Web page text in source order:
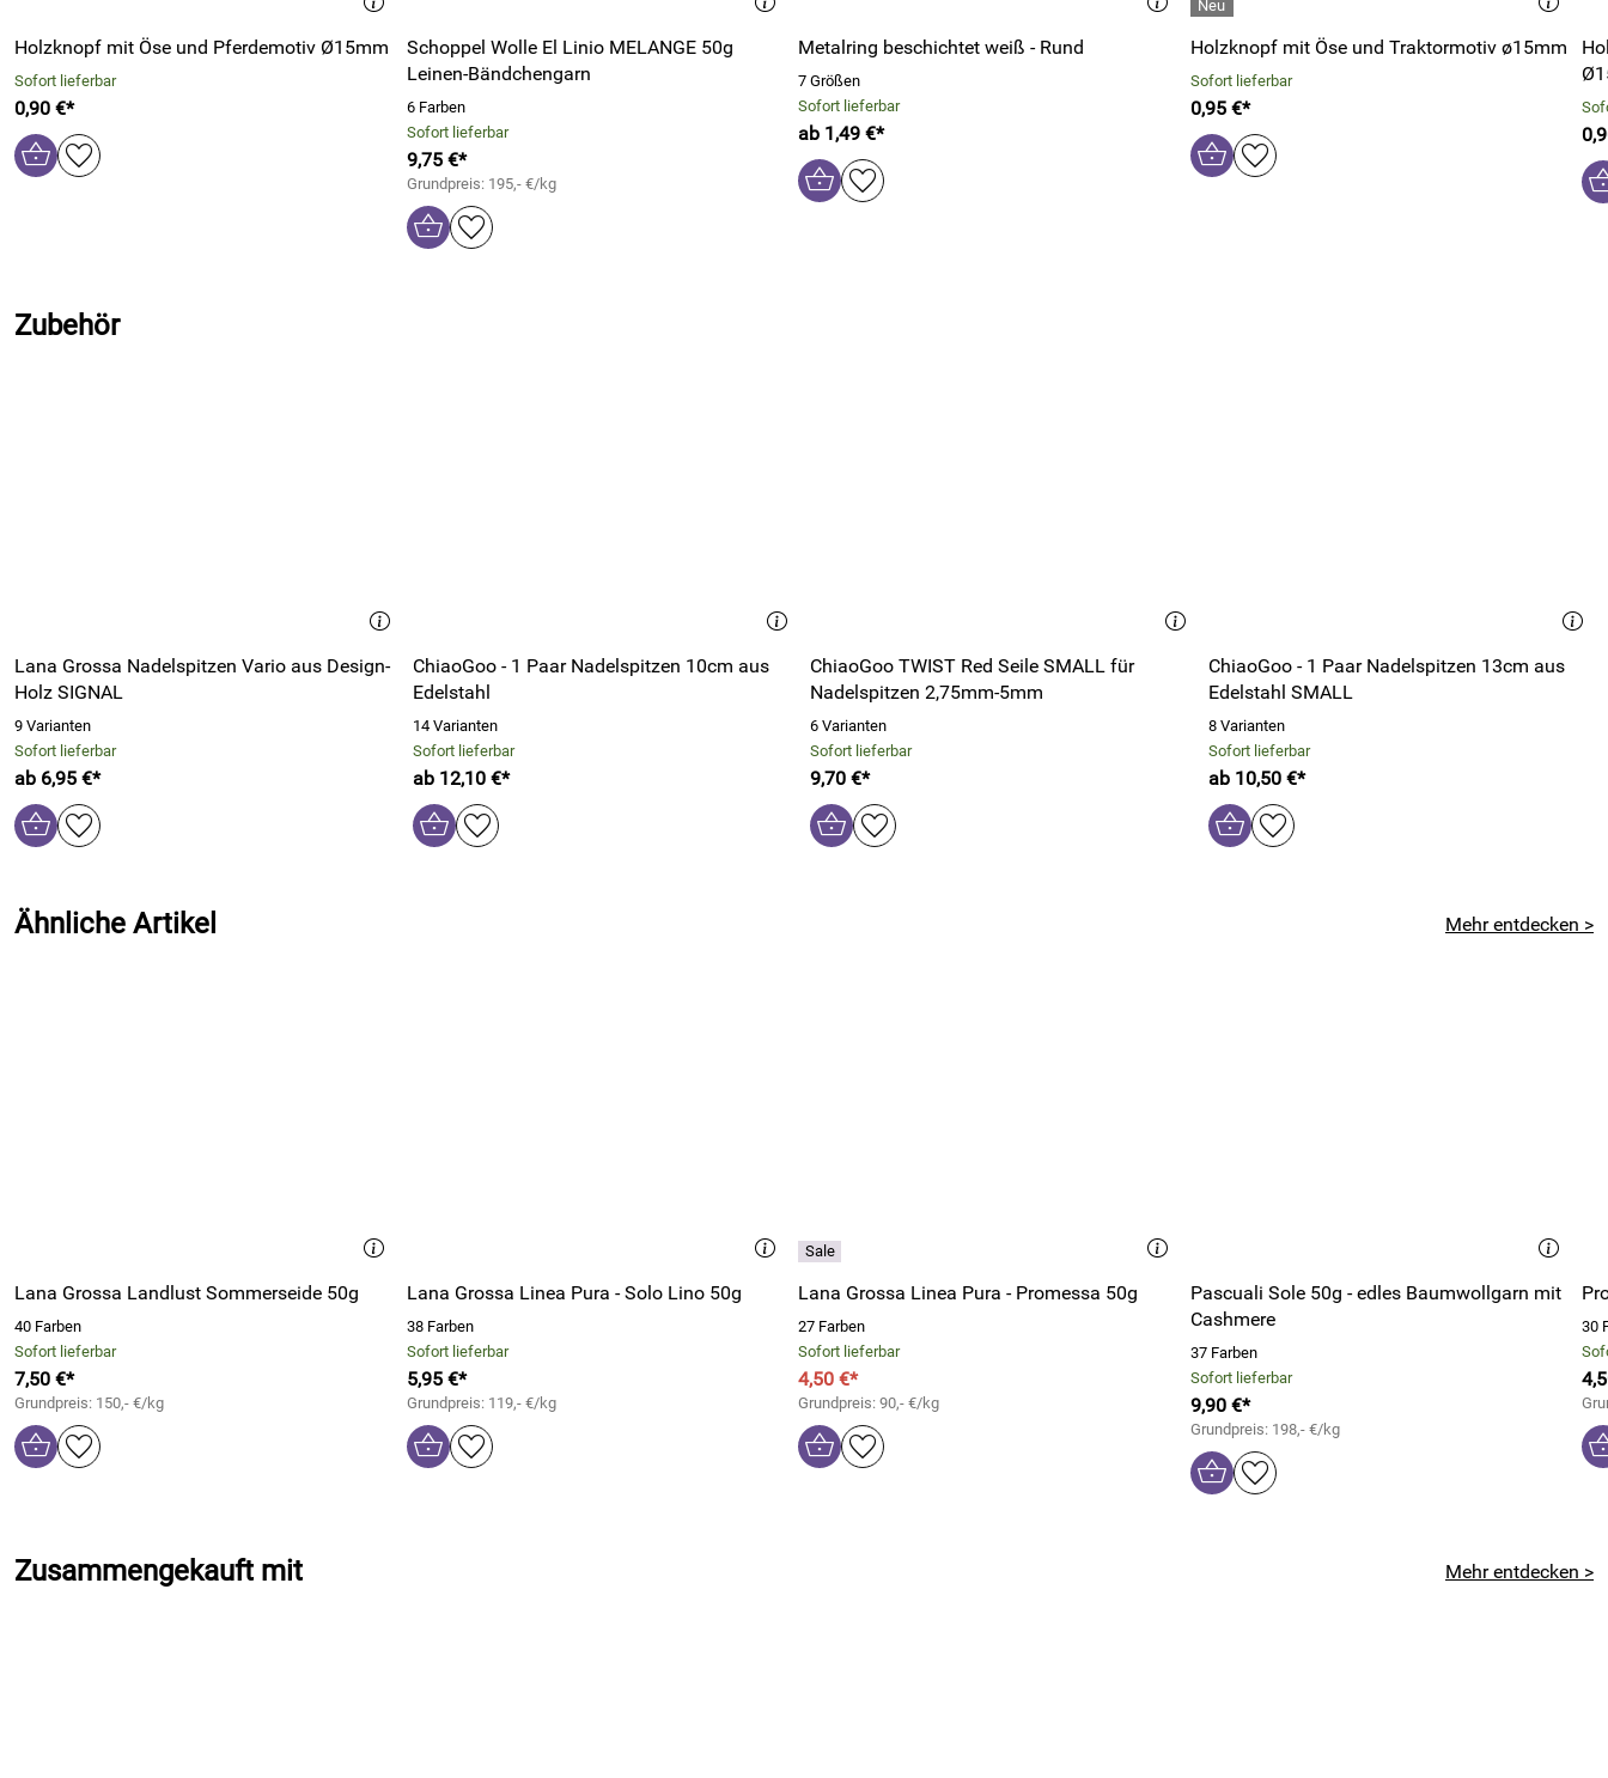
Holzknopf mit Öse und Pferdemotiv Ø15mm
Sofort lieferbar
0,90 €*
Schoppel Wolle El Linio MELANGE 50g
Leinen-Bändchengarn
6 Farben
Sofort lieferbar
9,75 €*
Grundpreis: 195,- €/kg
Metalring beschichtet weiß - Rund
7 Größen
Sofort lieferbar
ab 1,49 €*
Holzknopf mit Öse und Traktormotiv ø15mm
Sofort lieferbar
0,95 €*
Zubehör
Lana Grossa Nadelspitzen Vario aus Design-
Holz SIGNAL
9 Varianten
Sofort lieferbar
ab 6,95 €*
ChiaoGoo - 1 Paar Nadelspitzen 10cm aus
Edelstahl
14 Varianten
Sofort lieferbar
ab 12,10 €*
ChiaoGoo TWIST Red Seile SMALL für
Nadelspitzen 2,75mm-5mm
6 Varianten
Sofort lieferbar
9,70 €*
ChiaoGoo - 1 Paar Nadelspitzen 13cm aus
Edelstahl SMALL
8 Varianten
Sofort lieferbar
ab 10,50 €*
Ähnliche Artikel Mehr entdecken >
Lana Grossa Landlust Sommerseide 50g
40 Farben
Sofort lieferbar
7,50 €*
Grundpreis: 150,- €/kg
Lana Grossa Linea Pura - Solo Lino 50g
38 Farben
Sofort lieferbar
5,95 €*
Grundpreis: 119,- €/kg
Lana Grossa Linea Pura - Promessa 50g
27 Farben
Sofort lieferbar
4,50 €*
Grundpreis: 90,- €/kg
Pascuali Sole 50g - edles Baumwollgarn mit
Cashmere
37 Farben
Sofort lieferbar
9,90 €*
Grundpreis: 198,- €/kg
30
Zusammengekauft mit Mehr entdecken >